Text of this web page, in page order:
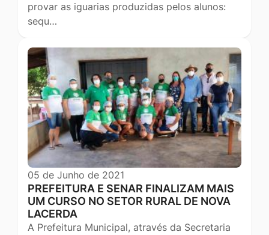
provar as iguarias produzidas pelos alunos:
sequ…
05 de Junho de 2021
PREFEITURA E SENAR FINALIZAM MAIS
UM CURSO NO SETOR RURAL DE NOVA
LACERDA
A Prefeitura Municipal, através da Secretaria